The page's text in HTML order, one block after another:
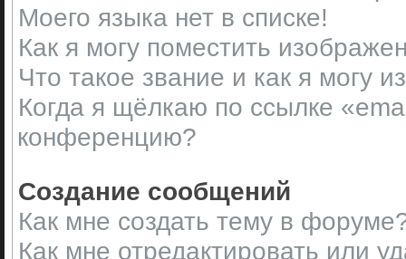
Моего языка нет в списке!
Как я могу поместить
Что такое звание и как я могу
Когда я щёлкаю по ссылке
конференцию?
Создание сообщений
Как мне создать тему в
Как мне отредактировать или